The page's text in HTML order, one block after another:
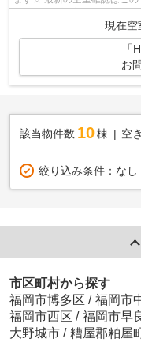
現在空
「
お
該当物件数 10棟 空
絞り込み条件： なし
市区町村から探す
福岡市博多区 / 福岡市
福岡市西区 / 福岡市早
大野城市 / 糟屋郡粕屋